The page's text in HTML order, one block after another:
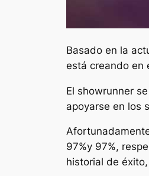
Basado en la
está creando en
El showrunner
apoyarse en los
97%y 97%,
historial de